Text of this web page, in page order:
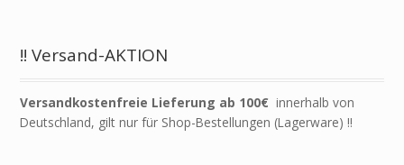
!! Versand-AKTION
Versandkostenfreie Lieferung ab 100€ innerhalb von
Deutschland, gilt nur für Shop-Bestellungen (Lagerware) !!